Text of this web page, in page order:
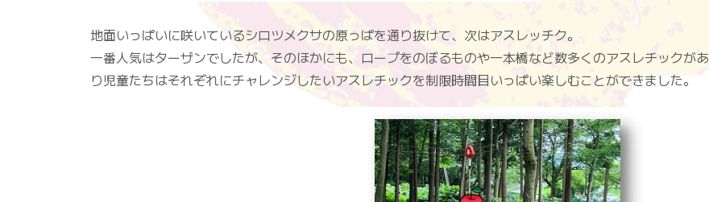
地面いっぱいに咲いているシロツメクサの原っぱを通り抜けて、次はアスレッチク。
一番人気はターザンでしたが、そのほかにも、ロープをのぼるものや一本橋など数多くのアスレチックがあ
り児童たちはそれぞれにチャレンジしたいアスレチックを制限時間目いっぱい楽しむことができました。